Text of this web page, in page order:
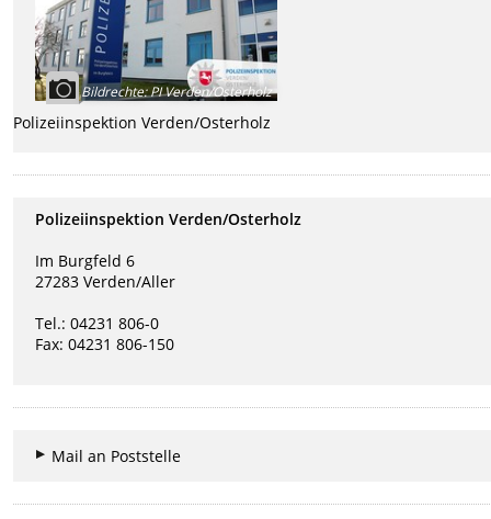
Bildrechte:PI Verden/Osterholz
Polizeiinspektion Verden/Osterholz
Polizeiinspektion Verden/Osterholz
Im Burgfeld 6
27283 Verden/Aller
Tel.: 04231 806-0
Fax: 04231 806-150
Mail an Poststelle